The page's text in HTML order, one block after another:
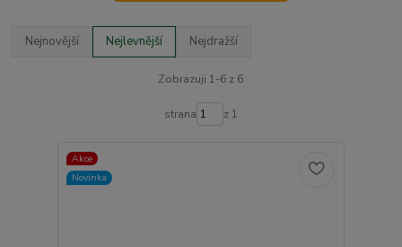
Nejnovější Nejlevnější Nejdražší
Zobrazuji 1-6 z 6
strana z 1
Akce
Novinka